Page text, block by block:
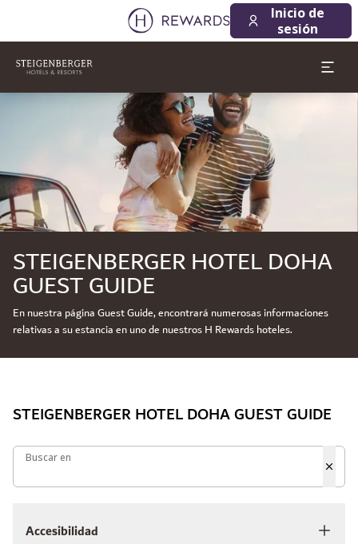
Inicio de
sesión
Diapositiva 1 de 1
STEIGENBERGER HOTEL DOHA
GUEST GUIDE
En nuestra página Guest Guide, encontrará numerosas informaciones
relativas a su estancia en uno de nuestros H Rewards hoteles.
STEIGENBERGER HOTEL DOHA GUEST GUIDE
Buscar en
Buscar en
Accesibilidad